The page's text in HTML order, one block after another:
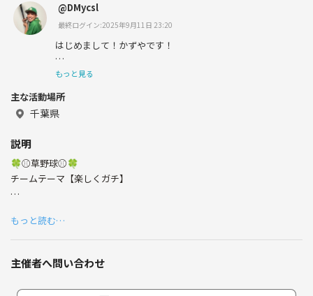
@DMycsl
最終ログイン:2025年9月11日 23:20
はじめまして！かずやです！
東京出身の千葉県在住です。
てます🌞
もっと見る
主な活動場所
千葉県
説明
🍀⚾️草野球⚾️🍀
チームテーマ【楽しくガチ】
活動地域:千葉、たまに埼玉茨城
時間帯:土日祝(昼間) 平日(19-21)
野球レベル:高卒5割大卒5割
主な出身校:霞ヶ浦高校、つくば秀英、千葉経済大学、中央学院大学、
正則学園、福井商業、春日部東、木更津総合
もっと読む…
主催者へ問い合わせ